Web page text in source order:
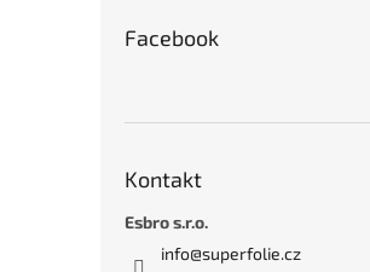
Facebook
Kontakt
Esbro s.r.o.
info@superfolie.cz